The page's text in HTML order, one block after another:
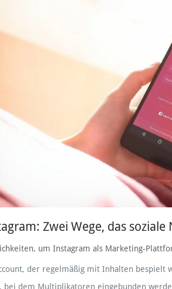
Zwei Wege, das soziale
um Instagram als Marketing-
der regelmäßig mit Inhalten bespielt
dem Multiplikatoren eingebunden